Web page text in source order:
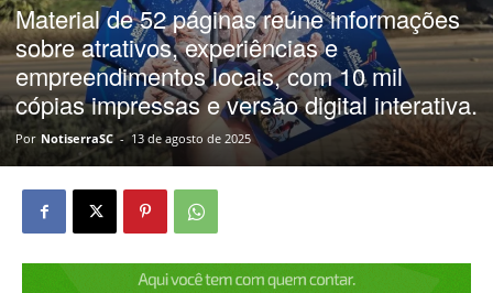
Material de 52 páginas reúne informações
sobre atrativos, experiências e
empreendimentos locais, com 10 mil
cópias impressas e versão digital interativa.
Por NotiserraSC - 13 de agosto de 2025